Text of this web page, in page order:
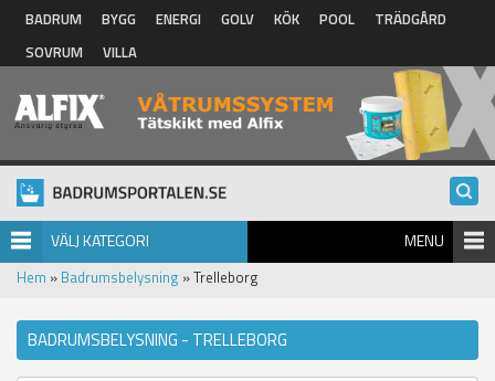
Hoppa till huvudinnehåll
BADRUM BYGG ENERGI GOLV KÖK POOL
TRÄDGÅRD
SOVRUM
VILLA
VÄLJ KATEGORI MENU
Hem » Badrumsbelysning » Trelleborg
BADRUMSBELYSNING - TRELLEBORG